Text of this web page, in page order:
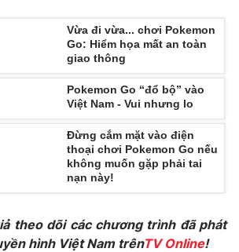
Podcast
Infographic
Shorts video
VTV Thể thao
Vừa đi vừa... chơi Pokemon
Go: Hiểm họa mất an toàn
giao thông
Pokemon Go “đổ bộ” vào
Việt Nam - Vui nhưng lo
Đừng cắm mặt vào điện
thoại chơi Pokemon Go nếu
không muốn gặp phải tai
nạn này!
theo dõi các chương trình đã phát
hình Việt Nam trênTV Online!